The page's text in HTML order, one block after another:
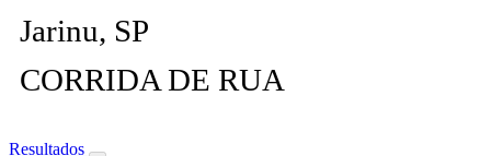
Jarinu, SP
CORRIDA DE RUA
Resultados